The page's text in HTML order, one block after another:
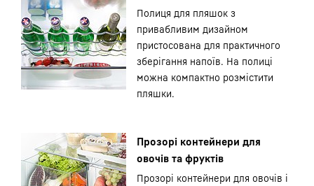
Полиця для пляшок з
привабливим дизайном
пристосована для практичного
зберігання напоїв. На полиці
можна компактно розмістити
пляшки.
Прозорі контейнери для
овочів та фруктів
Прозорі контейнери для овочів і